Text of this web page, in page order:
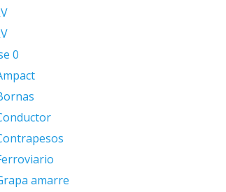
0
amarre